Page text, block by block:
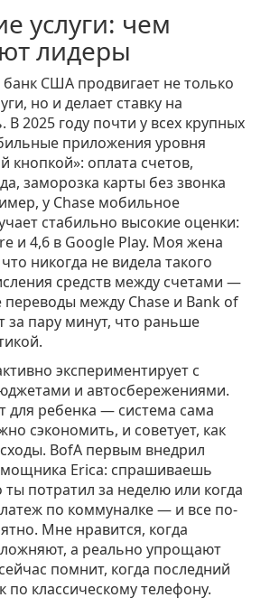
услуги: чем
лидеры
США продвигает не только
но и делает ставку на
В 2025 году почти у всех крупных
приложения уровня
кнопкой»: оплата счетов,
заморозка карты без звонка
у Chase мобильное
стабильно высокие оценки:
и 4,6 в Google Play. Моя жена
никогда не видела такого
средств между счетами —
переводы между Chase и Bank of
за пару минут, что раньше
экспериментирует с
и автосбережениями.
для ребенка — система сама
сэкономить, и советует, как
BofA первым внедрил
Erica: спрашиваешь
ты потратил за неделю или когда
по коммуналке — и все по-
Мне нравится, когда
а реально упрощают
помнит, когда последний
по классическому телефону.